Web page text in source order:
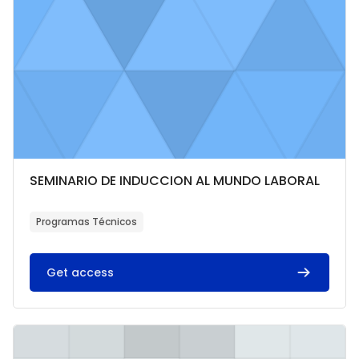
Categoría del curso
Nombre del curso
SEMINARIO DE INDUCCION AL MUNDO LABORAL
Programas Técnicos
Get access
Imagen del curso FUMIGACION-EMPC34-29072026-11082026